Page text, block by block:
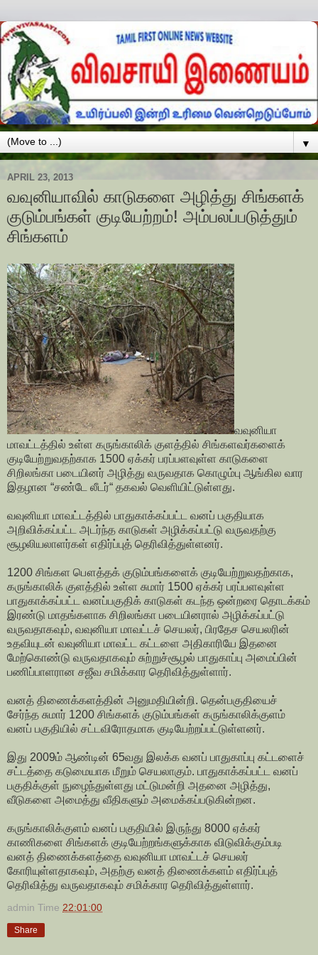
▼
APRIL 23, 2013
வவுனியாவில் காடுகளை அழித்து சிங்களக்
குடும்பங்கள் குடியேற்றம்! அம்பலப்படுத்தும்
சிங்களம்
வவுனியா
மாவட்டத்தில் உள்ள கருங்காலிக் குளத்தில் சிங்களவர்களைக்
குடியேற்றுவதற்காக 1500 ஏக்கர் பரப்பளவுள்ள காடுகளை
சிறிலங்கா படையினர் அழித்து வருவதாக கொழும்பு ஆங்கில வார
இதழான “சண்டே லீடர்“ தகவல் வெளியிட்டுள்ளது.
வவுனியா மாவட்டத்தில் பாதுகாக்கப்பட்ட வனப் பகுதியாக
அறிவிக்கப்பட்ட அடர்ந்த காடுகள் அழிக்கப்பட்டு வருவதற்கு
சூழலியலாளர்கள் எதிர்ப்புத் தெரிவித்துள்ளனர்.
1200 சிங்கள பௌத்தக் குடும்பங்களைக் குடியேற்றுவதற்காக,
கருங்காலிக் குளத்தில் உள்ள சுமார் 1500 ஏக்கர் பரப்பளவுள்ள
பாதுகாக்கப்பட்ட வனப்பகுதிக் காடுகள் கடந்த ஒன்றரை தொடக்கம்
இரண்டு மாதங்களாக சிறிலங்கா படையினரால் அழிக்கப்பட்டு
வருவதாகவும், வவுனியா மாவட்டச் செயலர், பிரதேச செயலரின்
உதவியுடன் வவுனியா மாவட்ட கட்டளை அதிகாரியே இதனை
மேற்கொண்டு வருவதாகவும் சுற்றுச்சூழல் பாதுகாப்பு அமைப்பின்
பணிப்பாளரான சஜீவ சமிக்கார தெரிவித்துள்ளார்.
வனத் திணைக்களத்தின் அனுமதியின்றி. தென்பகுதியைச்
சேர்ந்த சுமார் 1200 சிங்களக் குடும்பங்கள் கருங்காலிக்குளம்
வனப் பகுதியில் சட்டவிரோதமாக குடியேற்றப்பட்டுள்ளனர்.
இது 2009ம் ஆண்டின் 65வது இலக்க வனப் பாதுகாப்பு கட்டளைச்
சட்டத்தை கடுமையாக மீறும் செயலாகும். பாதுகாக்கப்பட்ட வனப்
பகுதிக்குள் நுழைந்துள்ளது மட்டுமன்றி அதனை அழித்து,
வீடுகளை அமைத்து வீதிகளும் அமைக்கப்படுகின்றன.
கருங்காலிக்குளம் வனப் பகுதியில் இருந்து 8000 ஏக்கர்
காணிகளை சிங்களக் குடியேற்றங்களுக்காக விடுவிக்கும்படி
வனத் திணைக்களத்தை வவுனியா மாவட்டச் செயலர்
கோரியுள்ளதாகவும், அதற்கு வனத் திணைக்களம் எதிர்ப்புத்
தெரிவித்து வருவதாகவும் சமிக்கார தெரிவித்துள்ளார்.
admin Time 22:01:00
Share